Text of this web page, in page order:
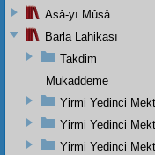
Asâ-yı Mûsâ
Barla Lahikası
Takdim
Mukaddeme
Yirmi Yedinci
Yirmi Yedinci
Yirmi Yedinci